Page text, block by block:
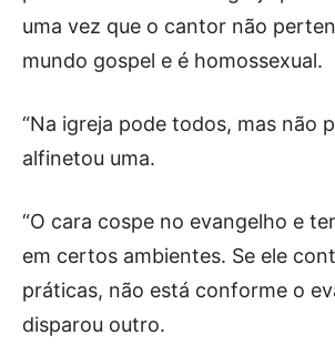
uma vez que o cantor não
mundo gospel e é homossexual.
“Na igreja pode todos, mas não
alfinetou uma.
“O cara cospe no evangelho e
em certos ambientes. Se ele
práticas, não está conforme o
disparou outro.